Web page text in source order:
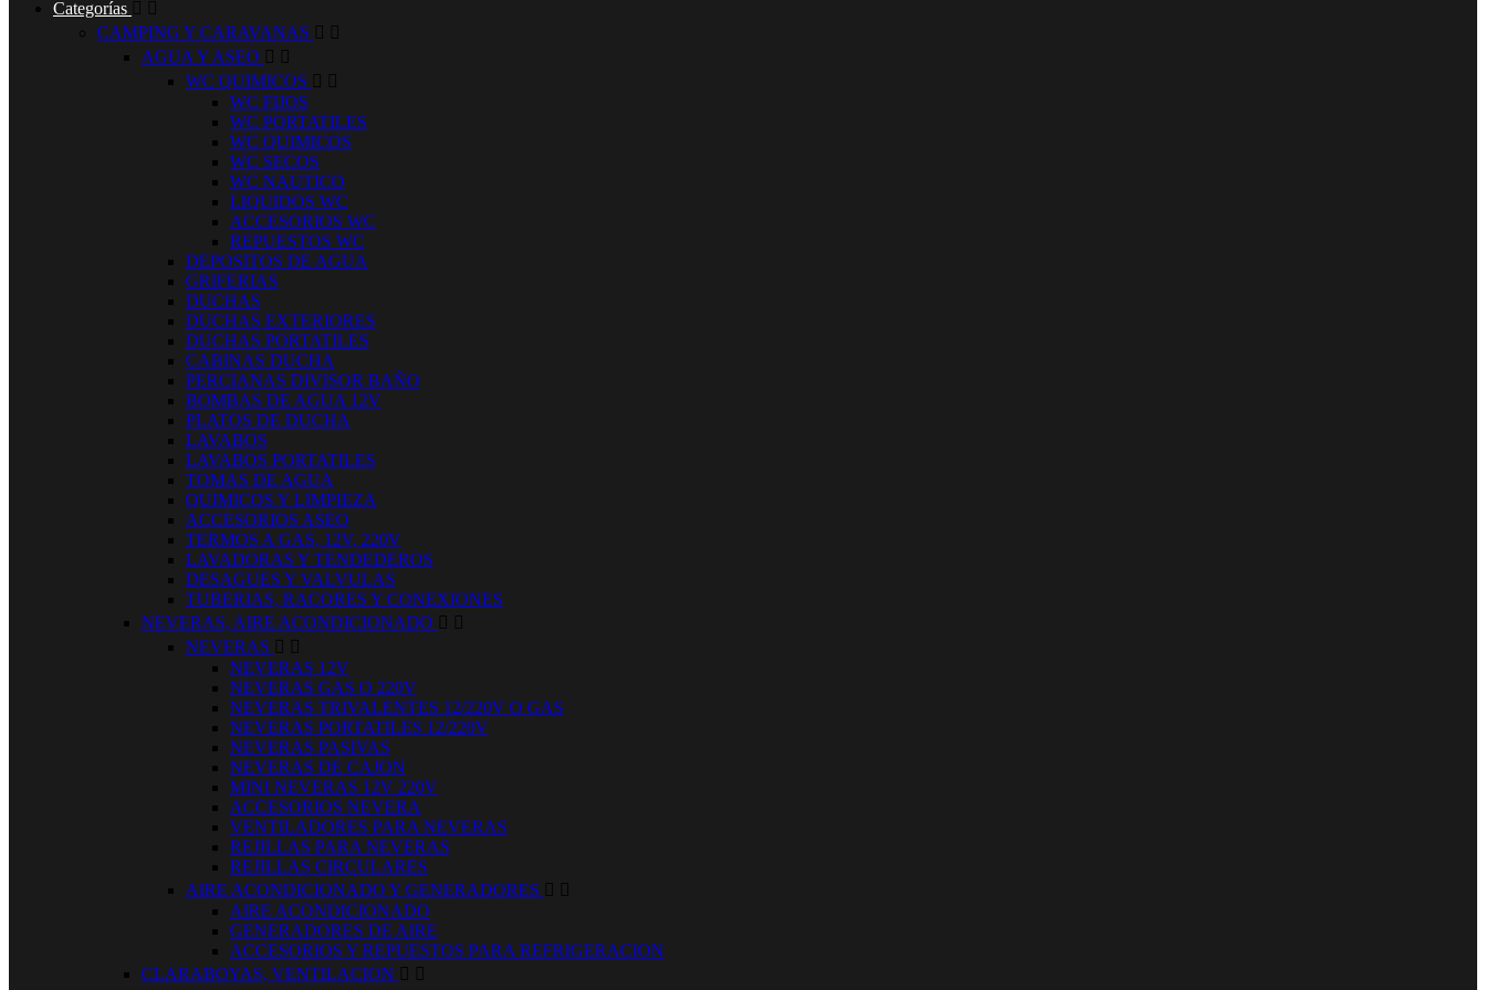
Categorías  
CAMPING Y CARAVANAS  
AGUA Y ASEO  
WC QUIMICOS  
WC FIJOS
WC PORTATILES
WC QUIMICOS
WC SECOS
WC NAUTICO
LIQUIDOS WC
ACCESORIOS WC
REPUESTOS WC
DEPOSITOS DE AGUA
GRIFERIAS
DUCHAS
DUCHAS EXTERIORES
DUCHAS PORTATILES
CABINAS DUCHA
PERCIANAS DIVISOR BAÑO
BOMBAS DE AGUA 12V
PLATOS DE DUCHA
LAVABOS
LAVABOS PORTATILES
TOMAS DE AGUA
QUIMICOS Y LIMPIEZA
ACCESORIOS ASEO
TERMOS A GAS, 12V, 220V
LAVADORAS Y TENDEDEROS
DESAGUES Y VALVULAS
TUBERIAS, RACORES Y CONEXIONES
NEVERAS, AIRE ACONDICIONADO  
NEVERAS  
NEVERAS 12V
NEVERAS GAS O 220V
NEVERAS TRIVALENTES 12/220V O GAS
NEVERAS PORTATILES 12/220V
NEVERAS PASIVAS
NEVERAS DE CAJON
MINI NEVERAS 12V 220V
ACCESORIOS NEVERA
VENTILADORES PARA NEVERAS
REJILLAS PARA NEVERAS
REJILLAS CIRCULARES
AIRE ACONDICIONADO Y GENERADORES  
AIRE ACONDICIONADO
GENERADORES DE AIRE
ACCESORIOS Y REPUESTOS PARA REFRIGERACION
CLARABOYAS, VENTILACION  